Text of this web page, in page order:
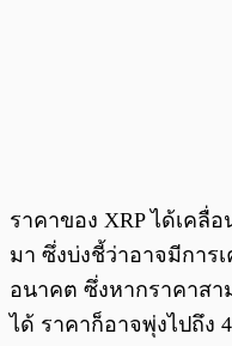
ราคาของ XRP ได้เคลื่
มา ซึ่งบ่งชี้ว่าอาจมีการ
อนาคต ซึ่งหากราคาสา
ได้ ราคาก็อาจพุ่งไปถึง